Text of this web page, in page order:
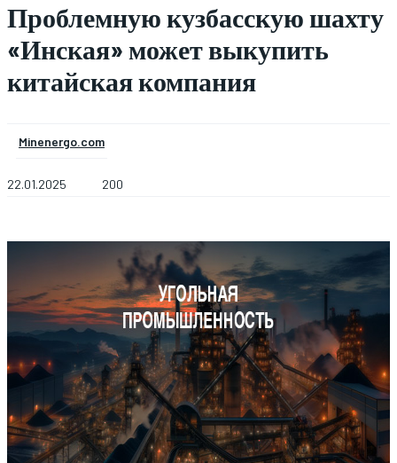
Проблемную кузбасскую шахту
«Инская» может выкупить
китайская компания
Minenergo.com
22.01.2025 200